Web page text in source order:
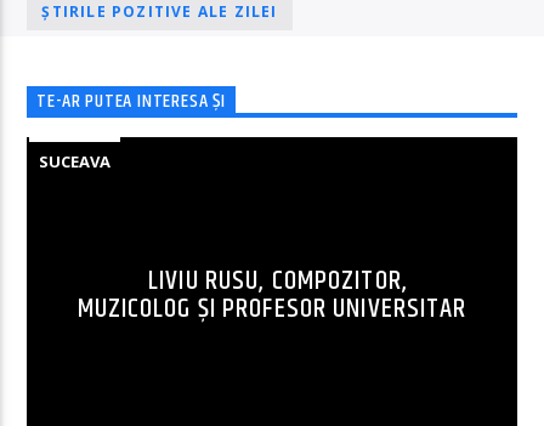
ȘTIRILE POZITIVE ALE ZILEI
TE-AR PUTEA INTERESA ȘI
SUCEAVA
LIVIU RUSU, COMPOZITOR,
MUZICOLOG ȘI PROFESOR UNIVERSITAR